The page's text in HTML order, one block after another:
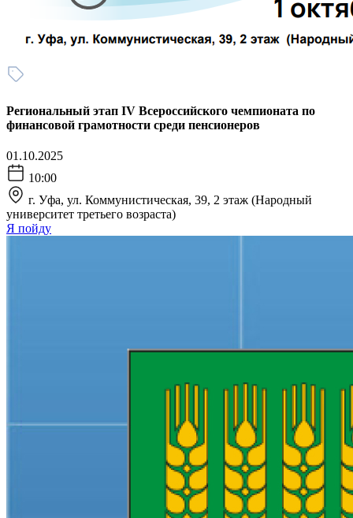
Региональный этап IV Всероссийского чемпионата по
финансовой грамотности среди пенсионеров
01.10.2025
10:00
г. Уфа, ул. Коммунистическая, 39, 2 этаж (Народный
университет третьего возраста)
Я пойду